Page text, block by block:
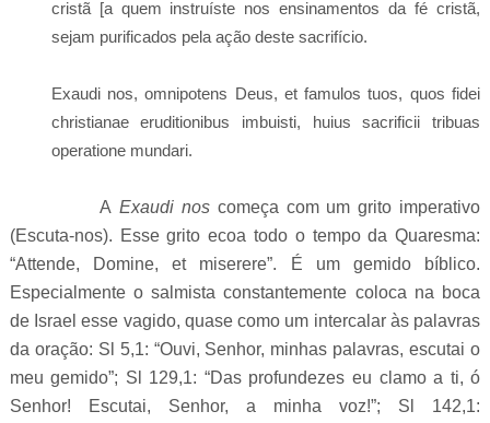
cristã [a quem instruíste nos ensinamentos da fé cristã,
sejam purificados pela ação deste sacrifício.
Exaudi nos, omnipotens Deus, et famulos tuos, quos fidei
christianae eruditionibus imbuisti, huius sacrificii tribuas
operatione mundari.
A Exaudi noscomeça com um grito imperativo
(Escuta-nos). Esse grito ecoa todo o tempo da Quaresma:
“Attende, Domine, et miserere”. É um gemido bíblico.
Especialmente o salmista constantemente coloca na boca
de Israel esse vagido, quase como um intercalar às palavras
da oração: Sl 5,1: “Ouvi, Senhor, minhas palavras, escutai o
meu gemido”; Sl 129,1: “Das profundezes eu clamo a ti, ó
Senhor! Escutai, Senhor, a minha voz!”; Sl 142,1: